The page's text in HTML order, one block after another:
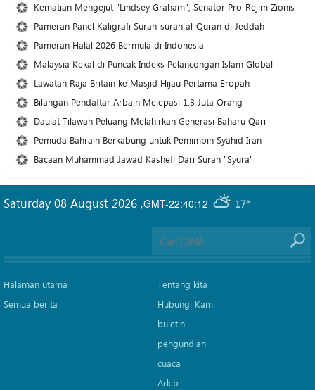
Kematian Mengejut "Lindsey Graham", Senator Pro-Rejim Zionis
Pameran Panel Kaligrafi Surah-surah al-Quran di Jeddah
Pameran Halal 2026 Bermula di Indonesia
Malaysia Kekal di Puncak Indeks Pelancongan Islam Global
Lawatan Raja Britain ke Masjid Hijau Pertama Eropah
Bilangan Pendaftar Arbain Melepasi 1.3 Juta Orang
Daulat Tilawah Peluang Melahirkan Generasi Baharu Qari
Pemuda Bahrain Berkabung untuk Pemimpin Syahid Iran
Bacaan Muhammad Jawad Kashefi Dari Surah "Syura"
GMT-22:40:12 17°
Saturday 08 August 2026 ,
Halaman utama
Semua berita
Tentang kita
Hubungi Kami
buletin
pengundian
cuaca
Arkib